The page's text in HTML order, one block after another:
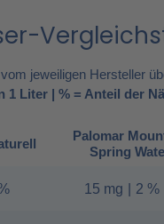
jeweiligen Hersteller
1 Liter | % = Anteil der
Palomar
Spring
15 mg 2 %